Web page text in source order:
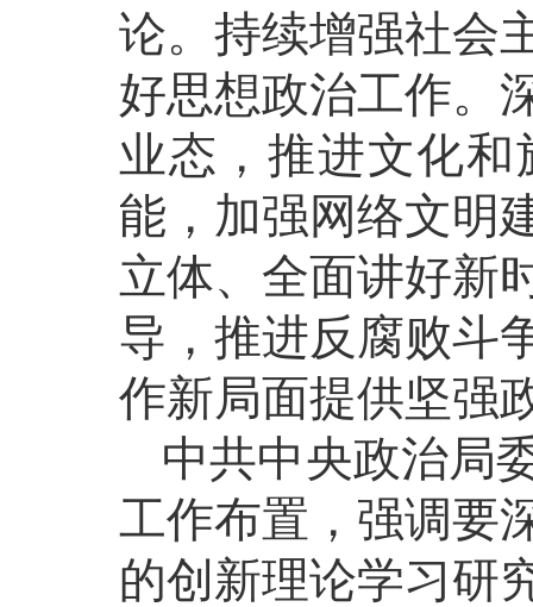
论。持续增强社会
好思想政治工作。
业态，推进文化
能，加强网络文明
立体、全面讲好新
导，推进反腐败斗
作新局面提供坚强
中共中央政治局
工作布置，强调要
的创新理论学习研